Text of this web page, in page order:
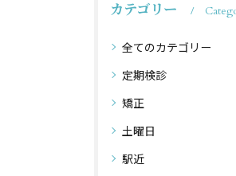
カテゴリー
全てのカテゴリー
定期検診
矯正
土曜日
駅近